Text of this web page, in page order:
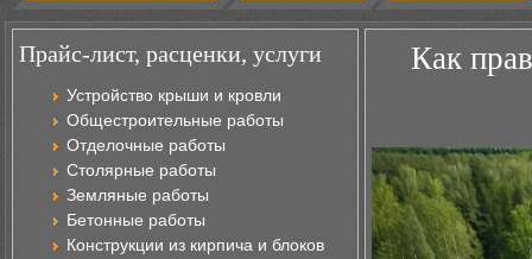
Прайс-лист, расценки, услуги
Устройство крыши и кровли
Общестроительные работы
Отделочные работы
Столярные работы
Земляные работы
Бетонные работы
Конструкции из кирпича и блоков
Как